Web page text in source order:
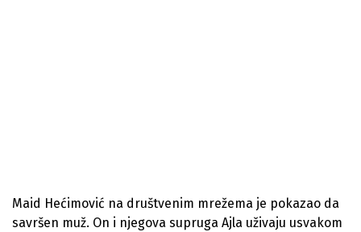
Maid Hećimović na društvenim mrežema je pokazao da
savršen muž. On i njegova supruga Ajla uživaju usvakom